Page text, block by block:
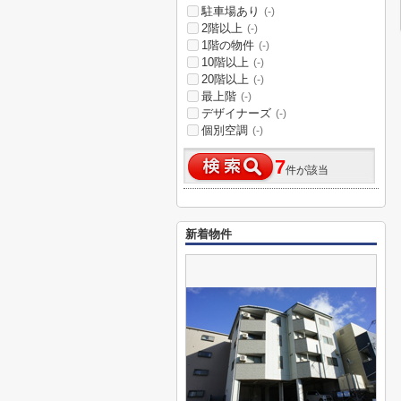
駐車場あり
(-)
2階以上 (-)
1階の物件 (-)
10階以上 (-)
20階以上 (-)
最上階 (-)
デザイナーズ (-)
個別空調 (-)
7件が該当
新着物件